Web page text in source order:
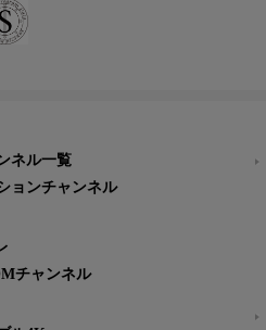
ネル一覧
ョンチャンネル
チャンネル